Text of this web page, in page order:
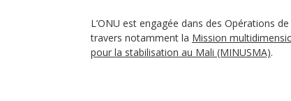
L’ONU est engagée dans des Opérations
travers notamment la Mission
pour la stabilisation au Mali (MINUSMA).